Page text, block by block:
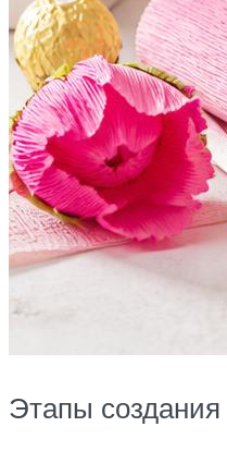
Этапы создания